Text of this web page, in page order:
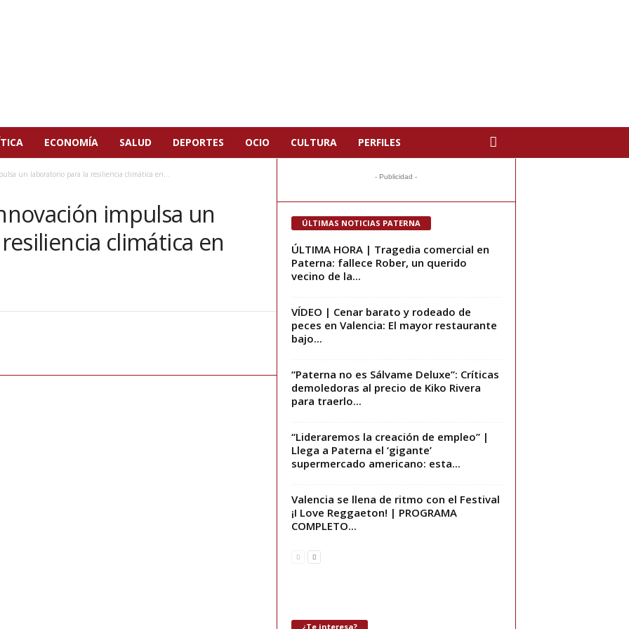
ECONOMÍA SALUD DEPORTES OCIO CULTURA PERFILES
un laboratorio para la resiliencia climática en...
impulsa un
climática en
- Publicidad -
ÚLTIMAS NOTICIAS PATERNA
ÚLTIMA HORA | Tragedia comercial en
Paterna: fallece Rober, un querido
vecino de la...
VÍDEO | Cenar barato y rodeado de
peces en Valencia: El mayor restaurante
bajo...
“Paterna no es Sálvame Deluxe”: Críticas
demoledoras al precio de Kiko Rivera
para traerlo...
“Lideraremos la creación de empleo” |
Llega a Paterna el ‘gigante’
supermercado americano: esta...
Valencia se llena de ritmo con el Festival
¡I Love Reggaeton! | PROGRAMA
COMPLETO...
¿Te interesa?